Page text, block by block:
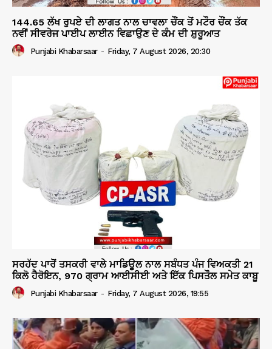
144.65 ਲੱਖ ਰੁਪਏ ਦੀ ਲਾਗਤ ਨਾਲ ਚਾਵਲਾ ਚੌਂਕ ਤੋਂ ਮਟੌਰ ਚੌਂਕ ਤੱਕ
ਨਵੀਂ ਸੀਵਰੇਜ ਪਾਈਪ ਲਾਈਨ ਵਿਛਾਉਣ ਦੇ ਕੰਮ ਦੀ ਸ਼ੁਰੂਆਤ
Punjabi Khabarsaar - Friday, 7 August 2026, 20:30
ਸਰਹੱਦ ਪਾਰੋਂ ਤਸਕਰੀ ਵਾਲੇ ਮਾਡਿਊਲ ਨਾਲ ਸਬੰਧਤ ਪੰਜ ਵਿਅਕਤੀ 21
ਕਿਲੋ ਹੈਰੋਇਨ, 970 ਗ੍ਰਾਮ ਆਈਸੀਈ ਅਤੇ ਇੱਕ ਪਿਸਤੌਲ ਸਮੇਤ ਕਾਬੂ
Punjabi Khabarsaar - Friday, 7 August 2026, 19:55